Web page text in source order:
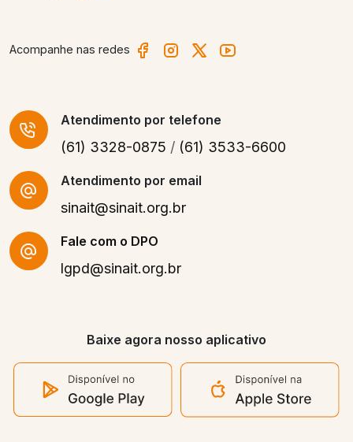
Acompanhe nas redes
Atendimento por telefone
(61) 3328-0875 / (61) 3533-6600
Atendimento por email
sinait@sinait.org.br
Fale com o DPO
lgpd@sinait.org.br
Baixe agora nosso aplicativo